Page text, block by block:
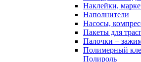
Наклейки,
Наполнители
Насосы,
Пакеты для
Палочки +
Полимерный
Полироль